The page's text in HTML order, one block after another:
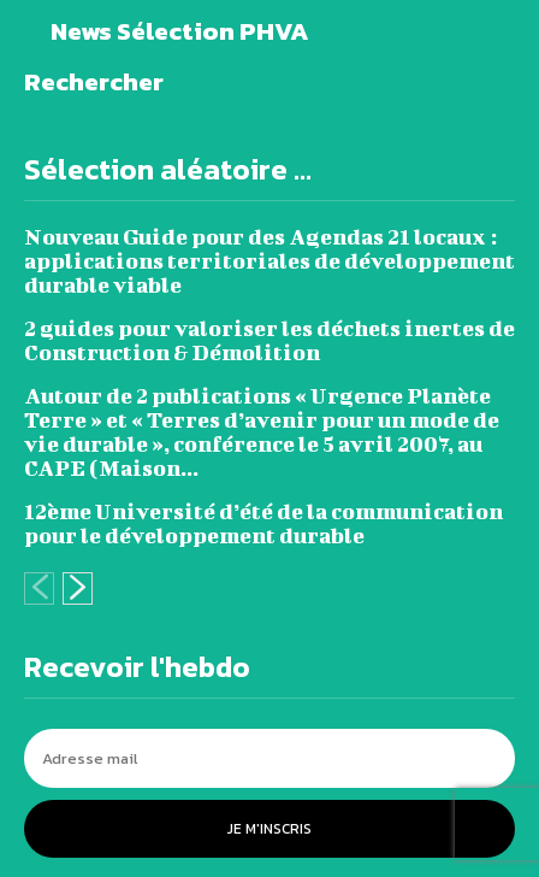
News Sélection PHVA
Rechercher
Sélection aléatoire ...
Nouveau Guide pour des Agendas 21 locaux :
applications territoriales de développement
durable viable
2 guides pour valoriser les déchets inertes de
Construction & Démolition
Autour de 2 publications « Urgence Planète
Terre » et « Terres d’avenir pour un mode de
vie durable », conférence le 5 avril 2007, au
CAPE (Maison...
12ème Université d’été de la communication
pour le développement durable
Recevoir l'hebdo
JE M'INSCRIS